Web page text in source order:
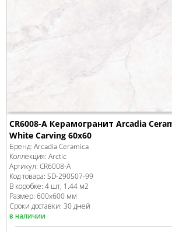
CR6008-A Керамогранит Arcadia
White Carving 60x60
Бренд: Arcadia Ceramica
Коллекция: Arctic
Артикул: CR6008-A
Код товара: SD-290507-99
В коробке: 4 шт, 1.44 м2
Размер: 600x600 мм
Сроки доставки: 30 дней
в наличии